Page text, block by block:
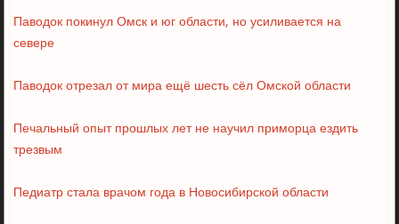
Паводок покинул Омск и юг области, но усиливается на
севере
Паводок отрезал от мира ещё шесть сёл Омской области
Печальный опыт прошлых лет не научил приморца ездить
трезвым
Педиатр стала врачом года в Новосибирской области